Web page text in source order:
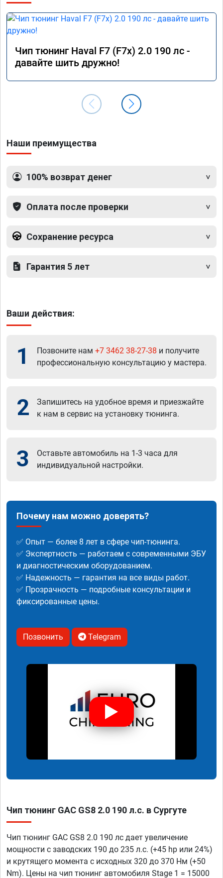
Чип тюнинг Haval F7 (F7x) 2.0 190 лс -
давайте шить дружно!
Наши преимущества
100% возврат денег
Оплата после проверки
Сохранение ресурса
Гарантия 5 лет
Ваши действия:
1 Позвоните нам +7 3462 38-27-38 и получите
профессиональную консультацию у мастера.
2
Запишитесь на удобное время и приезжайте
к нам в сервис на установку тюнинга.
3
Оставьте автомобиль на 1-3 часа для
индивидуальной настройки.
Почему нам можно доверять?
✅ Опыт — более 8 лет в сфере чип-тюнинга.
✅ Экспертность — работаем с современными ЭБУ
и диагностическим оборудованием.
✅ Надежность — гарантия на все виды работ.
✅ Прозрачность — подробные консультации и
фиксированные цены.
Позвонить Telegram
Чип тюнинг GAC GS8 2.0 190 л.с. в Сургуте
Чип тюнинг GAC GS8 2.0 190 лс дает увеличение
мощности с заводских 190 до 235 л.с. (+45 hp или 24%)
и крутящего момента с исходных 320 до 370 Нм (+50
Nm). Цены на чип тюнинг автомобиля Stage 1 = 15000